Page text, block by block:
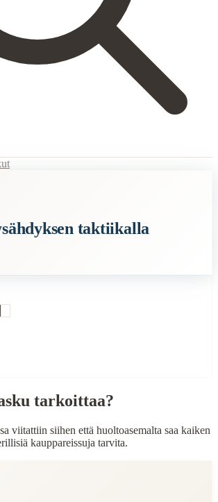
mainos, jossa viitattiin siihen että
Content
taktiikalla
tarkoittaa?
viitattiin siihen että huoltoasemalta saa kaiken
kauppareissuja tarvita.